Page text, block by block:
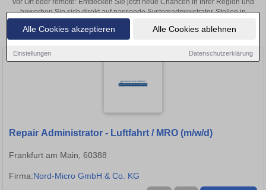
Alle Cookies akzeptieren Alle Cookies ablehnen
Einstellungen Datenschutzerklärung
vor Ort oder remote: Entdecken Sie jetzt neue Chancen in Ihrer Region und
bewerben Sie sich direkt auf passende Systemadministrator-Stellen in
Langen (Hessen)!
Repair Administrator - Luftfahrt / MRO (m/w/d)
Frankfurt am Main, 60388
Firma:Nord-Micro GmbH & Co. KG